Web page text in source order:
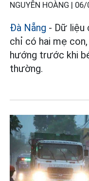
NGUYỄN HOÀNG | 06/
Đà Nẵng - Dữ liệu
chỉ có hai mẹ
hướng trước khi
thường.